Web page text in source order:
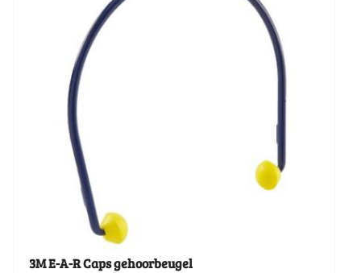
3M E-A-R Caps gehoorbeugel